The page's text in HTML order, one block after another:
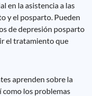
en la asistencia a las
y el posparto. Pueden
de depresión posparto
el tratamiento que
aprenden sobre la
como los problemas